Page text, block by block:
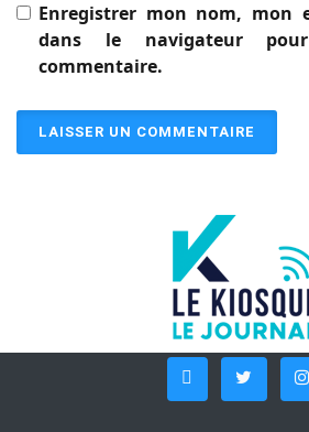
Enregistrer mon nom, mon
dans le navigateur
commentaire.